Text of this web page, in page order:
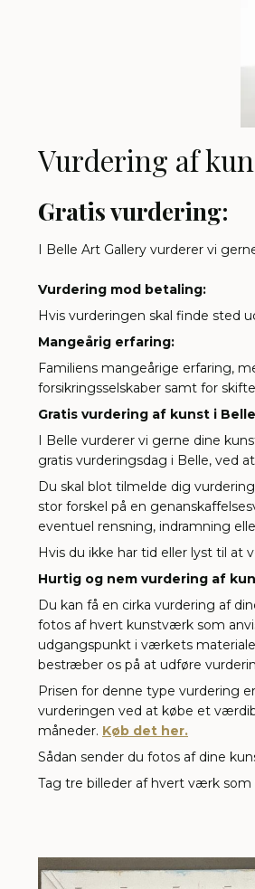
Vurdering af
Gratis vurdering:
I Belle Art Gallery vurderer vi
Vurdering mod betaling:
Hvis vurderingen skal finde sted
Mangeårig erfaring:
Familiens mangeårige erfaring,
forsikringsselskaber samt for
Gratis vurdering af kunst i Belle
I Belle vurderer vi gerne dine
gratis vurderingsdag i Belle, ved
Du skal blot tilmelde dig
stor forskel på en
eventuel rensning, indramning
Hvis du ikke har tid eller lyst til
Hurtig og nem vurdering af
Du kan få en cirka vurdering af
fotos af hvert kunstværk som
udgangspunkt i værkets
bestræber os på at udføre
Prisen for denne type vurdering
vurderingen ved at købe et
måneder. Køb det her.
Sådan sender du fotos af dine
Tag tre billeder af hvert værk